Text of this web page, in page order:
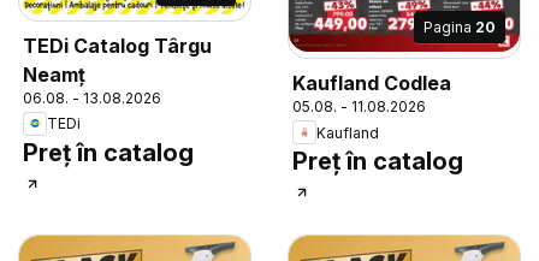
TEDi Catalog Târgu
Neamț
06.08. - 13.08.2026
TEDi
Preț în catalog
Pagina 20
Kaufland Codlea
05.08. - 11.08.2026
Kaufland
Preț în catalog